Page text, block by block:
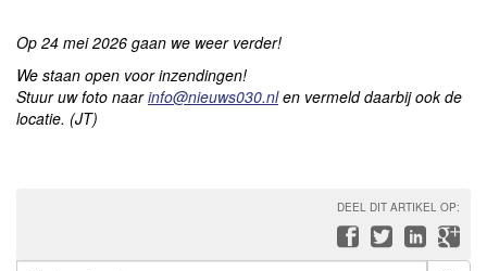
Op 24 mei 2026 gaan we weer verder!
We staan open voor inzendingen!
Stuur uw foto naarinfo@nieuws030.nlen vermeld daarbij ook de
locatie. (JT)
DEEL DIT ARTIKEL OP: